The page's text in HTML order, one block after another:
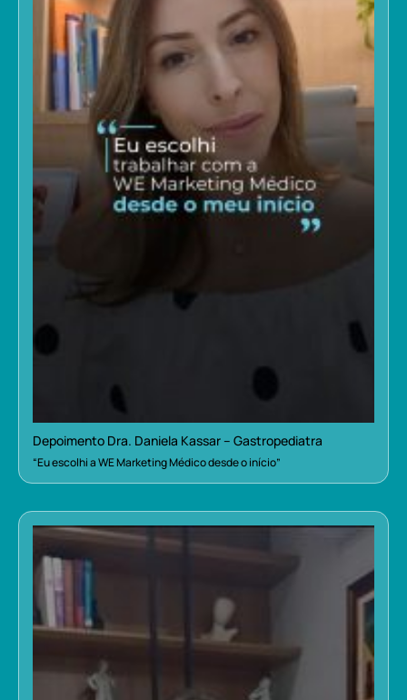
Depoimento Dra. Daniela Kassar – Gastropediatra
“Eu escolhi a WE Marketing Médico desde o início”